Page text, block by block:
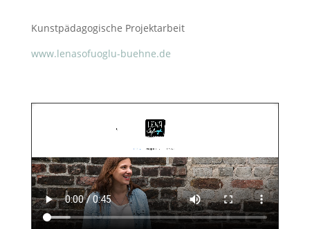
Kunstpädagogische Projektarbeit
www.lenasofuoglu-buehne.de